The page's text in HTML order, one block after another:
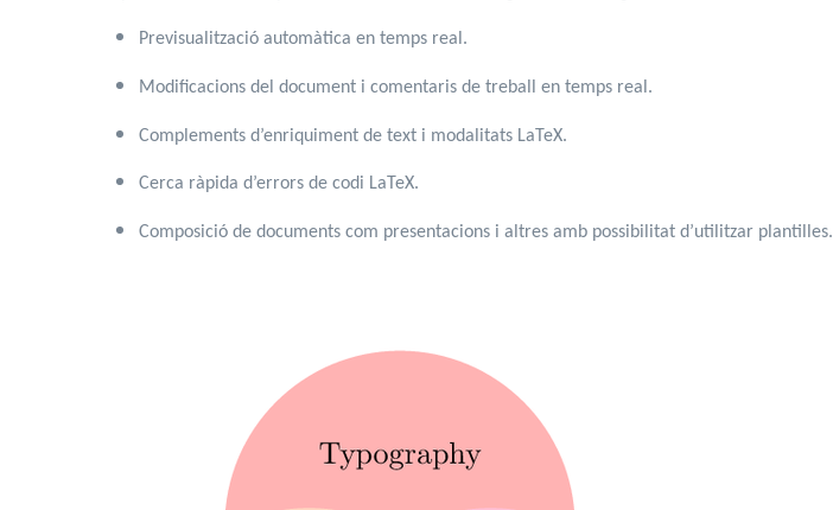
Previsualització automàtica en temps real.
Modificacions del document i comentaris de treball en temps real.
Complements d’enriquiment de text i modalitats LaTeX.
Cerca ràpida d’errors de codi LaTeX.
Composició de documents com presentacions i altres amb possibilitat d’utilitzar plantilles.